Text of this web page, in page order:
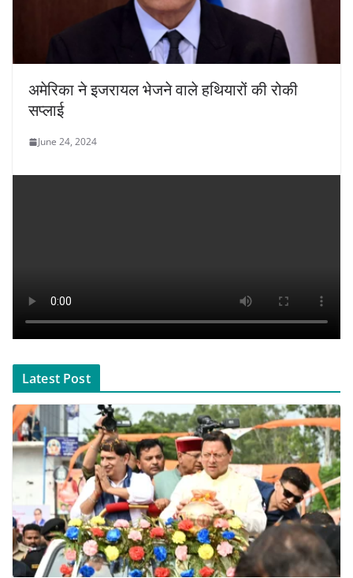
अमेरिका ने इजरायल भेजने वाले हथियारों की रोकी
सप्लाई
June 24, 2024
Latest Post